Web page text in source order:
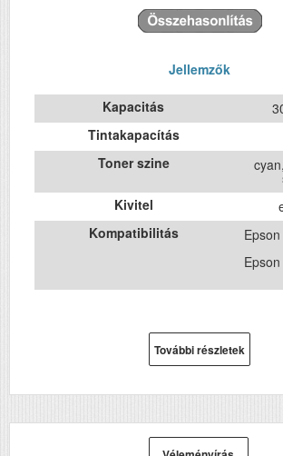
Jellemzők
Kapacitás
Tintakapacítás
Toner szine
Kivitel
Kompatibilitás
További részletek